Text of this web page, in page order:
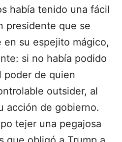
había tenido una fácil
presidente que se
en su espejito mágico,
si no había podido
poder de quien
outsider, al
acción de gobierno.
tejer una pegajosa